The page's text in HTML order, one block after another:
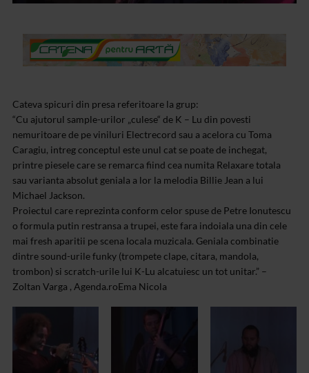
Cateva spicuri din presa referitoare la grup:
“Cu ajutorul sample-urilor „culese“ de K – Lu din povesti
nemuritoare de pe viniluri Electrecord sau a acelora cu Toma
Caragiu, intreg conceptul este unul cat se poate de inchegat,
printre piesele care se remarca fiind cea numita Relaxare totala
sau varianta absolut geniala a lor la melodia Billie Jean a lui
Michael Jackson.
Proiectul care reprezinta conform celor spuse de Petre Ionutescu
o formula putin restransa a trupei, este fara indoiala una din cele
mai fresh aparitii pe scena locala muzicala. Geniala combinatie
dintre sound-urile funky (trompete clape, citara, mandola,
trombon) si scratch-urile lui K-Lu alcatuiesc un tot unitar.” –
Zoltan Varga , Agenda.roEma Nicola